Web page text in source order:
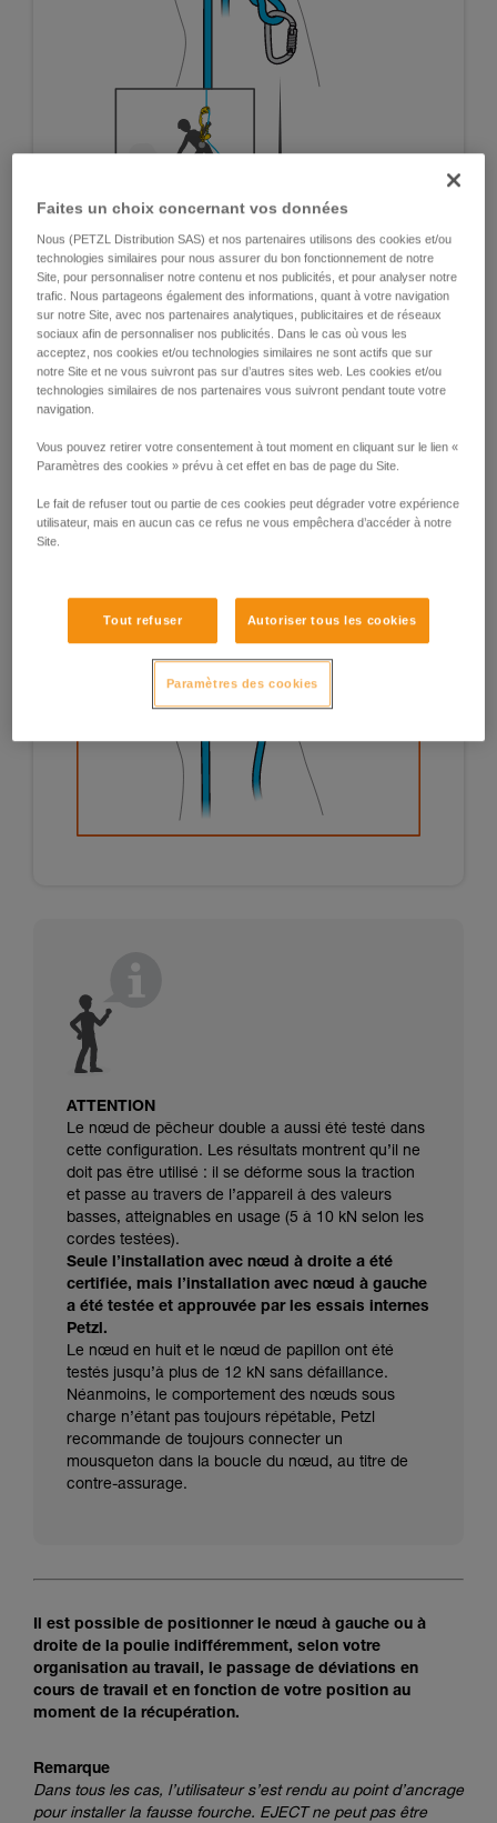
ATTENTION
Le nœud de pêcheur double a aussi été testé dans
cette conﬁguration. Les résultats montrent qu’il ne
doit pas être utilisé : il se déforme sous la traction
et passe au travers de l’appareil à des valeurs
basses, atteignables en usage (5 à 10 kN selon les
cordes testées).
Seule l’installation avec nœud à droite a été
certiﬁée, mais l’installation avec nœud à gauche
a été testée et approuvée par les essais internes
Petzl.
Le nœud en huit et le nœud de papillon ont été
testés jusqu’à plus de 12 kN sans défaillance.
Néanmoins, le comportement des nœuds sous
charge n’étant pas toujours répétable, Petzl
recommande de toujours connecter un
mousqueton dans la boucle du nœud, au titre de
contre-assurage.
Il est possible de positionner le nœud à gauche ou à
droite de la poulie indifféremment, selon votre
organisation au travail, le passage de déviations en
cours de travail et en fonction de votre position au
moment de la récupération.
Remarque
Dans tous les cas, l’utilisateur s’est rendu au point d’ancrage
pour installer la fausse fourche. EJECT ne peut pas être
Faites un choix concernant vos données
Nous (PETZL Distribution SAS) et nos partenaires utilisons des cookies et/ou
technologies similaires pour nous assurer du bon fonctionnement de notre
Site, pour personnaliser notre contenu et nos publicités, et pour analyser notre
trafic. Nous partageons également des informations, quant à votre navigation
sur notre Site, avec nos partenaires analytiques, publicitaires et de réseaux
sociaux afin de personnaliser nos publicités. Dans le cas où vous les
acceptez, nos cookies et/ou technologies similaires ne sont actifs que sur
notre Site et ne vous suivront pas sur d’autres sites web. Les cookies et/ou
technologies similaires de nos partenaires vous suivront pendant toute votre
navigation.
Vous pouvez retirer votre consentement à tout moment en cliquant sur le lien «
Paramètres des cookies » prévu à cet effet en bas de page du Site.
Le fait de refuser tout ou partie de ces cookies peut dégrader votre expérience
utilisateur, mais en aucun cas ce refus ne vous empêchera d’accéder à notre
Site.
Tout refuser Autoriser tous les cookies
Paramètres des cookies